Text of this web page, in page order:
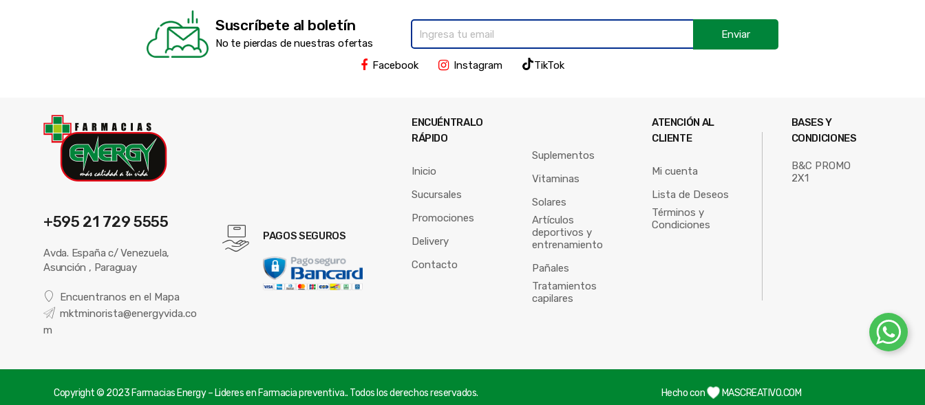
Suscríbete al boletín
No te pierdas de nuestras ofertas
Enviar
Facebook Instagram TikTok
+595 21 729 5555
Avda. España c/ Venezuela,
Asunción , Paraguay
Encuentranos en el Mapa
mktminorista@energyvida.co
m
PAGOS SEGUROS
ENCUÉNTRALO
RÁPIDO
Inicio
Sucursales
Promociones
Delivery
Contacto
Suplementos
Vitaminas
Solares
Artículos
deportivos y
entrenamiento
Pañales
Tratamientos
capilares
ATENCIÓN AL
CLIENTE
Mi cuenta
Lista de Deseos
Términos y
Condiciones
BASES Y
CONDICIONES
B&C PROMO
2X1
Copyright © 2023 Farmacias Energy – Lideres en Farmacia preventiva.. Todos los derechos reservados. Hecho con MASCREATIVO.COM